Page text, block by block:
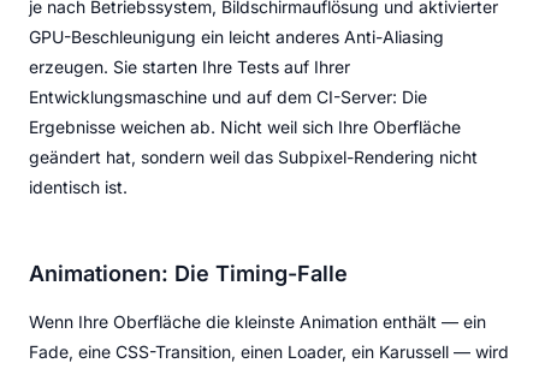
je nach Betriebssystem, Bildschirmauflösung und aktivierter
GPU-Beschleunigung ein leicht anderes Anti-Aliasing
erzeugen. Sie starten Ihre Tests auf Ihrer
Entwicklungsmaschine und auf dem CI-Server: Die
Ergebnisse weichen ab. Nicht weil sich Ihre Oberfläche
geändert hat, sondern weil das Subpixel-Rendering nicht
identisch ist.
Animationen: Die Timing-Falle
Wenn Ihre Oberfläche die kleinste Animation enthält — ein
Fade, eine CSS-Transition, einen Loader, ein Karussell — wird